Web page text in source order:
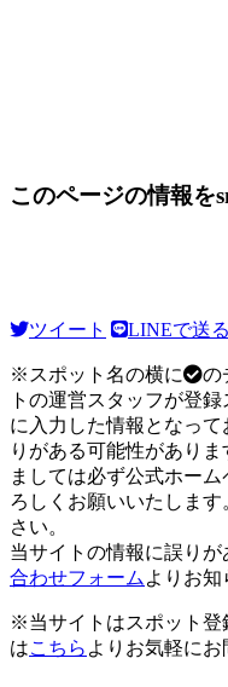
このページの情報を
ツイート LINEで送る
※スポット名の横に
の
トの運営スタッフが登
に入力した情報となっ
りがある可能性があり
ましては必ず公式ホー
ろしくお願いいたします
さい。
当サイトの情報に誤り
合わせフォーム よりお知
※当サイトはスポット登
はこちら よりお気軽にお